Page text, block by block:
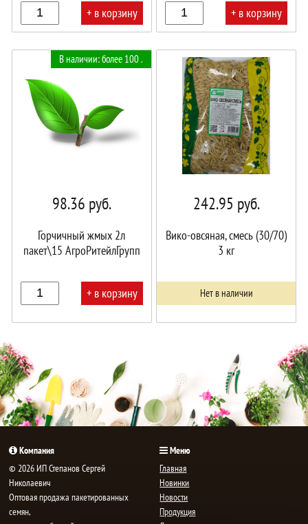
+ в корзину
+ в корзину
корзине!
В наличии: более 100 .
98.36 руб.
Горчичный жмых 2л
пакет\15 АгроРитейлГрупп
+ в корзину
корзине!
242.95 руб.
Вико-овсяная, смесь (30/70)
3 кг
Нет в наличии
Компания
© 2026 ИП Степанов Сергей
Николаевич
Oптовая продажа пакетированных
семян,
Меню
Главная
Новинки
Новости
Продукция